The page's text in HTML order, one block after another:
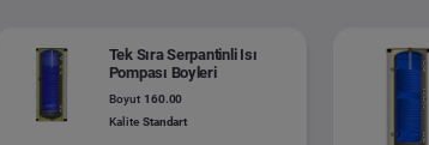
Tek Sıra Serpantinli Isı
Pompası Boyleri
Boyut 160.00
Kalite Standart